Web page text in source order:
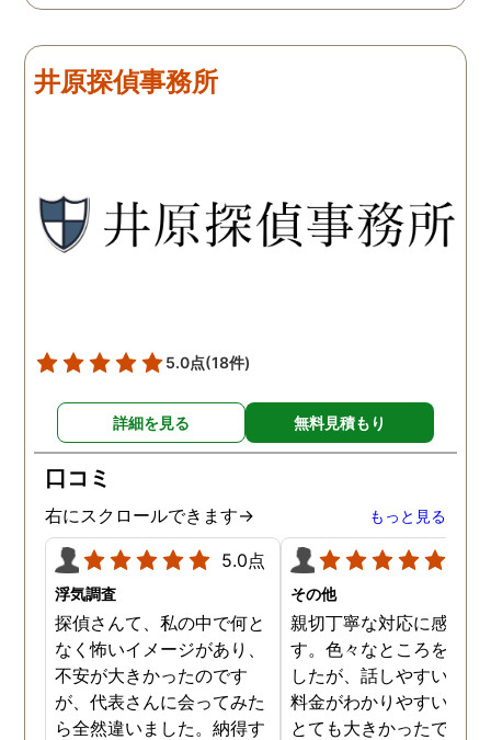
方に依頼となると丸投げで
が、二人三脚で協力しあい
ながら、進めて行った感じ
と思います。思い切ってお
願いして良かったです。 こ
の度はありがとうございま
した。あ、もちろん過ぎ
調査が終わって今後どう
とうございました。
井原探偵事務所
5.0点(18件)
詳細を見る 無料見積もり
口コミ
右にスクロールできます→ もっと見る
5.0点
浮気調査
探偵さんて、私の中で何と
なく怖いイメージがあり、
不安が大きかったのです
が、代表さんに会ってみた
ら全然違いました。納得す
その他
親切丁寧な対応に感謝し
す。色々なところを探し
したが、話しやすいこと
料金がわかりやすいこと
とても大きかったです。